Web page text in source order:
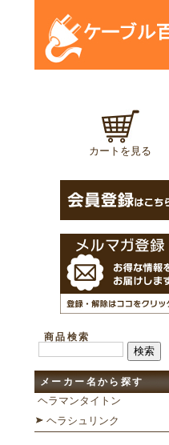
カートを見る
商品検索
メーカー名から探す
ヘラマンタイトン
ヘラシュリンク